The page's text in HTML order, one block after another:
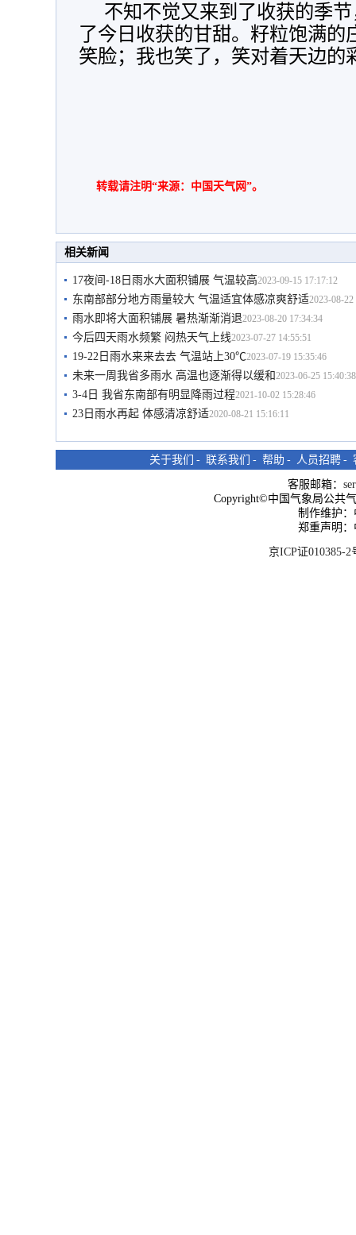
不知不觉又来到了收获的季
了今日收获的甘甜。籽粒饱满的
笑脸；我也笑了，笑对着天边的
转载请注明“来源：中国天气网”。
相关新闻
17夜间-18日雨水大面积铺展 气温较高2023-09-15 17:17:12
东南部部分地方雨量较大 气温适宜体感凉爽舒适2023-08-22
雨水即将大面积铺展 暑热渐渐消退2023-08-20 17:34:34
今后四天雨水频繁 闷热天气上线2023-07-27 14:55:51
19-22日雨水来来去去 气温站上30℃2023-07-19 15:35:46
未来一周我省多雨水 高温也逐渐得以缓和2023-06-25 15:40:38
3-4日 我省东南部有明显降雨过程2021-10-02 15:28:46
23日雨水再起 体感清凉舒适2020-08-21 15:16:11
关于我们 - 联系我们 - 帮助 - 人员招聘 -
客服邮箱：
Copyright©中国气象局公共
制作维护
郑重声明
京ICP证010385-2